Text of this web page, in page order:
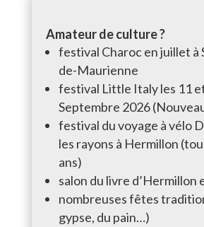
Amateur de culture?
festival Charoc en juillet à
de-Maurienne
festival Little Italy les 11
Septembre 2026
festival du voyage à vélo
les rayons à Hermillon
ans)
salon du livre d’Hermillon
nombreuses fêtes
gypse, du pain…)